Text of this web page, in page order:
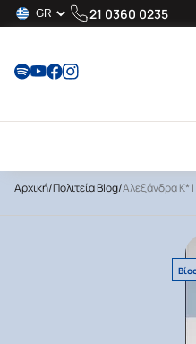
21 0360 0235
Αρχική/Πολιτεία Blog/Αλεξάνδρα Κ* |